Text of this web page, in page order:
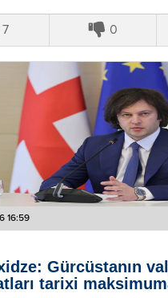
7 0
16:59
Gürcüstanın
tarixi